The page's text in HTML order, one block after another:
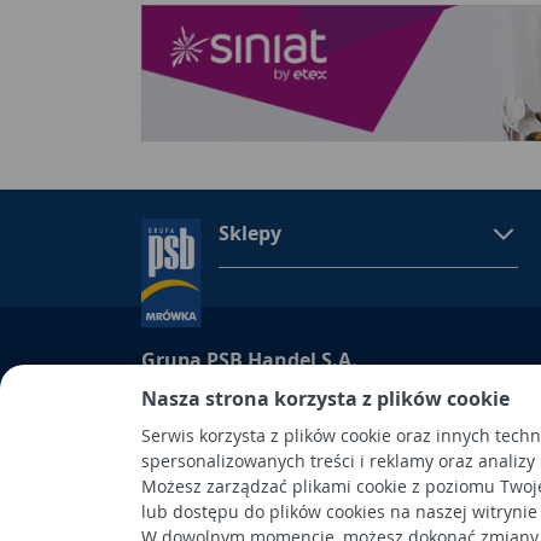
Nasza strona korzysta z plików cookie
Serwis korzysta z plików cookie oraz innych
spersonalizowanych treści i reklamy oraz
Możesz zarządzać plikami cookie z poziomu
lub dostępu do plików cookies na naszej
Sklepy
Grupa PSB Handel S.A.
Grupa PSB Handel S.A., siedziba: Wełecz 142, 28-
Kielcach
pod nr KRS 0000661047, NIP 6551974439,
kapitał wpłacony: 53.275.000,00 zł. Spółka